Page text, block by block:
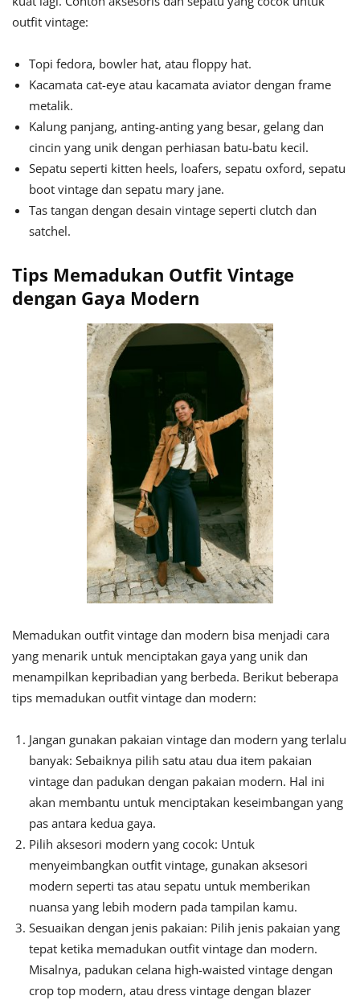
outfit vintage:
Topi fedora, bowler hat, atau floppy hat.
Kacamata cat-eye atau kacamata aviator dengan frame
metalik.
Kalung panjang, anting-anting yang besar, gelang dan
cincin yang unik dengan perhiasan batu-batu kecil.
Sepatu seperti kitten heels, loafers, sepatu oxford, sepatu
boot vintage dan sepatu mary jane.
Tas tangan dengan desain vintage seperti clutch dan
satchel.
Tips Memadukan Outfit Vintage
dengan Gaya Modern
Memadukan outfit vintage dan modern bisa menjadi cara
yang menarik untuk menciptakan gaya yang unik dan
menampilkan kepribadian yang berbeda. Berikut beberapa
tips memadukan outfit vintage dan modern:
Jangan gunakan pakaian vintage dan modern yang terlalu
banyak: Sebaiknya pilih satu atau dua item pakaian
vintage dan padukan dengan pakaian modern. Hal ini
akan membantu untuk menciptakan keseimbangan yang
pas antara kedua gaya.
Pilih aksesori modern yang cocok: Untuk
menyeimbangkan outfit vintage, gunakan aksesori
modern seperti tas atau sepatu untuk memberikan
nuansa yang lebih modern pada tampilan kamu.
Sesuaikan dengan jenis pakaian: Pilih jenis pakaian yang
tepat ketika memadukan outfit vintage dan modern.
Misalnya, padukan celana high-waisted vintage dengan
crop top modern, atau dress vintage dengan blazer